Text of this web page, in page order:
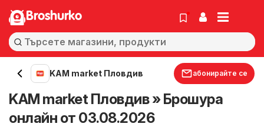
Broshurko
KAM market Пловдив абонирайте се
KAM market Пловдив » Брошура
онлайн от 03.08.2026